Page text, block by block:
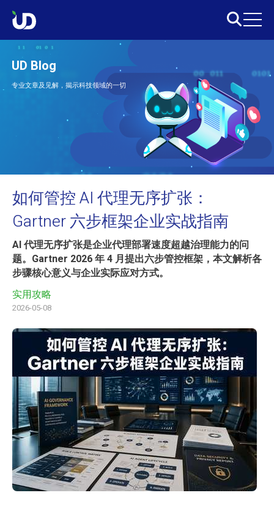
UD Blog
专业文章及见解，揭示科技领域的一切
如何管控 AI 代理无序扩张：
Gartner 六步框架企业实战指南
AI 代理无序扩张是企业代理部署速度超越治理能力的问
题。Gartner 2026 年 4 月提出六步管控框架，本文解析各
步骤核心意义与企业实际应对方式。
实用攻略
2026-05-08